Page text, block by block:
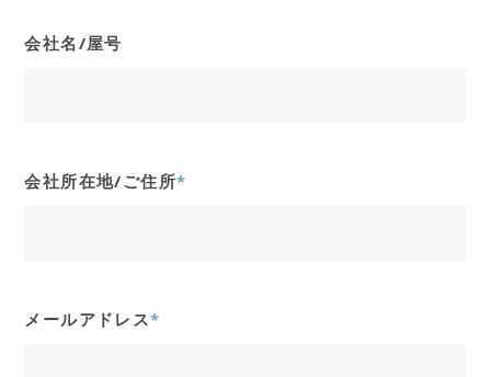
会社名/屋号
会社所在地/ご住所*
メールアドレス*